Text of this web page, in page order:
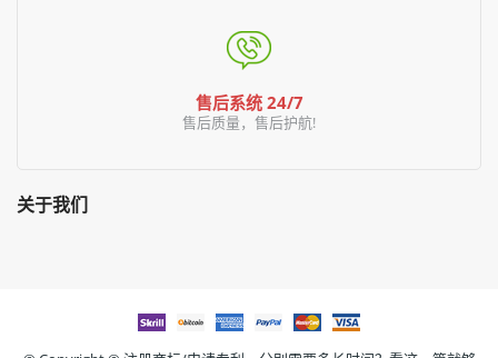
售后系统 24/7
售后质量，售后护航!
关于我们